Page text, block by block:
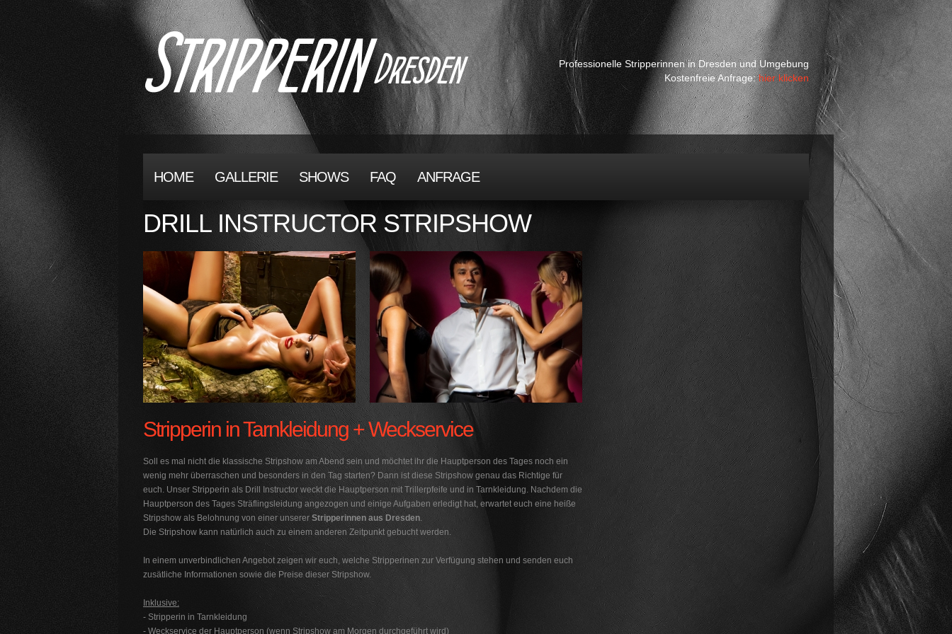
Professionelle Stripperinnen in Dresden und Umgebung
Kostenfreie Anfrage:hier klicken
HOME GALLERIE SHOWS FAQ ANFRAGE
DRILL INSTRUCTOR STRIPSHOW
Stripperin in Tarnkleidung + Weckservice
Soll es mal nicht die klassische Stripshow am Abend sein und möchtet ihr die Hauptperson des Tages noch ein
wenig mehr überraschen und besonders in den Tag starten? Dann ist diese Stripshow genau das Richtige für
euch. Unser Stripperin als Drill Instructor weckt die Hauptperson mit Trillerpfeife und in Tarnkleidung. Nachdem die
Hauptperson des Tages Sträflingsleidung angezogen und einige Aufgaben erledigt hat, erwartet euch eine heiße
Stripshow als Belohnung von einer unserer Stripperinnen aus Dresden.
Die Stripshow kann natürlich auch zu einem anderen Zeitpunkt gebucht werden.
In einem unverbindlichen Angebotzeigen wir euch, welche Stripperinen zur Verfügung stehen und senden euch
zusätliche Informationen sowie die Preise dieser Stripshow.
Inklusive:
- Stripperin in Tarnkleidung
- Weckservice der Hauptperson (wenn Stripshow am Morgen durchgeführt wird)